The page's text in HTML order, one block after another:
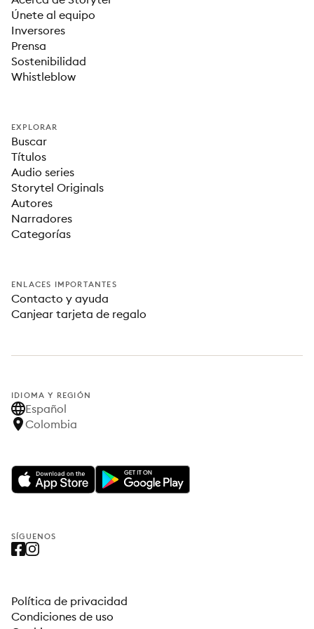
Únete al equipo
Inversores
Prensa
Sostenibilidad
Whistleblow
EXPLORAR
Buscar
Títulos
Audio series
Storytel Originals
Autores
Narradores
Categorías
ENLACES IMPORTANTES
Contacto y ayuda
Canjear tarjeta de regalo
IDIOMA Y REGIÓN
Español
Colombia
SÍGUENOS
Política de privacidad
Condiciones de uso